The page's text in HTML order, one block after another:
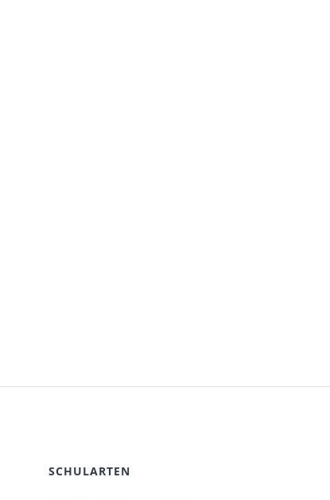
SCHULARTEN